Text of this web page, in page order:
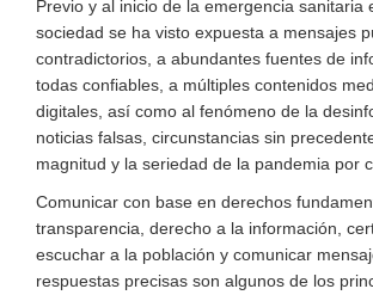
Previo y al inicio de la emergencia sanitaria
sociedad se ha visto expuesta a mensajes
contradictorios, a abundantes fuentes de
todas confiables, a múltiples contenidos
digitales, así como al fenómeno de la
noticias falsas, circunstancias sin
magnitud y la seriedad de la pandemia por
Comunicar con base en derechos
transparencia, derecho a la información,
escuchar a la población y comunicar
respuestas precisas son algunos de los